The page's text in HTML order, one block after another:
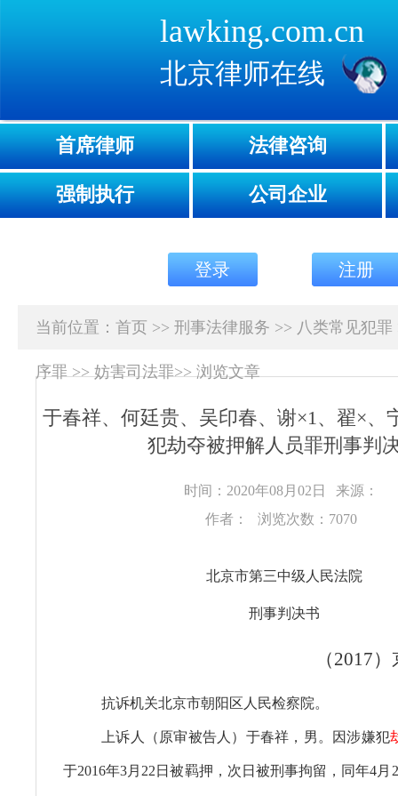
lawking.com.cn
北京律师在线
首席律师 法律咨询
强制执行 公司企业
登录 注册
当前位置： 首页 >> 刑事法律服务 >> 八类常见犯罪
序罪>>妨害司法罪>>浏览文章
于春祥、何廷贵、吴印春、谢×1、翟×、
犯劫夺被押解人员罪刑事判
时间：2020年08月02日
来源：
作者：
浏览次数：7070
北京市第三中级人民法院
刑事判决书
（2017）
抗诉机关北京市朝阳区人民检察院。
上诉人（原审被告人）于春祥，男。因涉嫌犯
于2016年3月22日被羁押，次日被刑事拘留，同年4月